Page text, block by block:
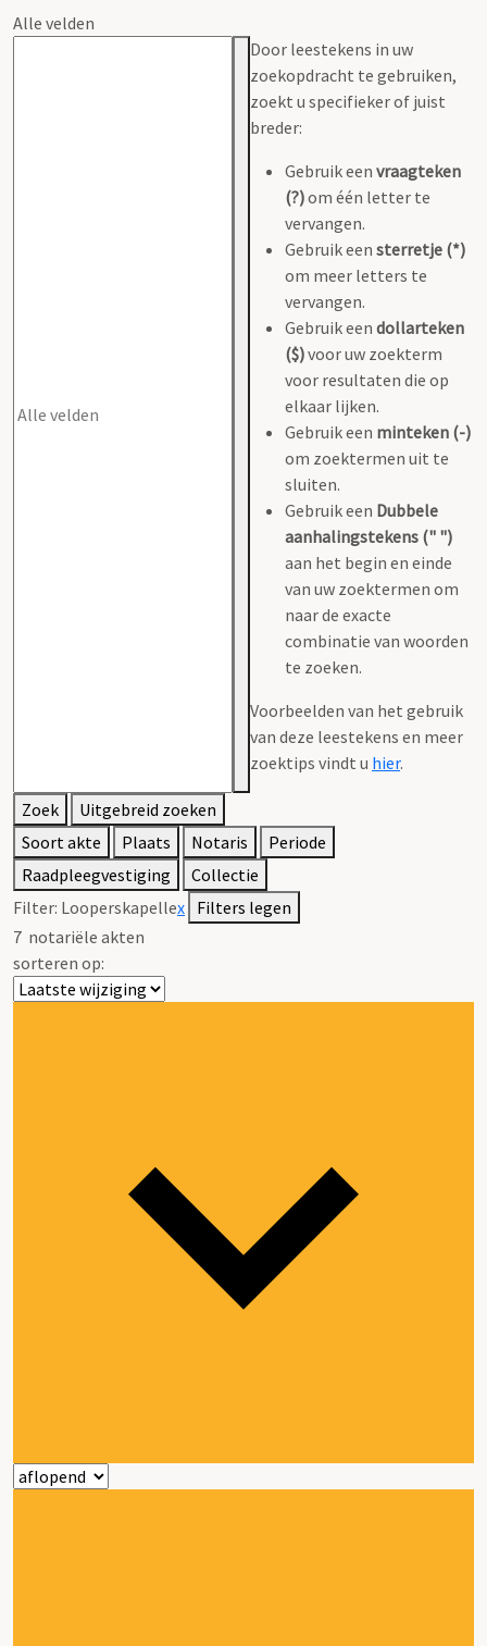
Alle velden
Door leestekens in uw
zoekopdracht te gebruiken,
zoekt u specifieker of juist
breder:
Gebruik een vraagteken
(?)om één letter te
vervangen.
Gebruik een sterretje (*)
om meer letters te
vervangen.
Gebruik een dollarteken
($)voor uw zoekterm
voor resultaten die op
elkaar lijken.
Gebruik een minteken (-)
om zoektermen uit te
sluiten.
Gebruik een Dubbele
aanhalingstekens (" ")
aan het begin en einde
van uw zoektermen om
naar de exacte
combinatie van woorden
te zoeken.
Voorbeelden van het gebruik
van deze leestekens en meer
zoektips vindt u hier.
Zoek
Uitgebreid zoeken
Soort akte
Plaats Notaris
Periode
Raadpleegvestiging
Collectie
Filter: Looperskapellex Filters legen
7 notariële akten
sorteren op: